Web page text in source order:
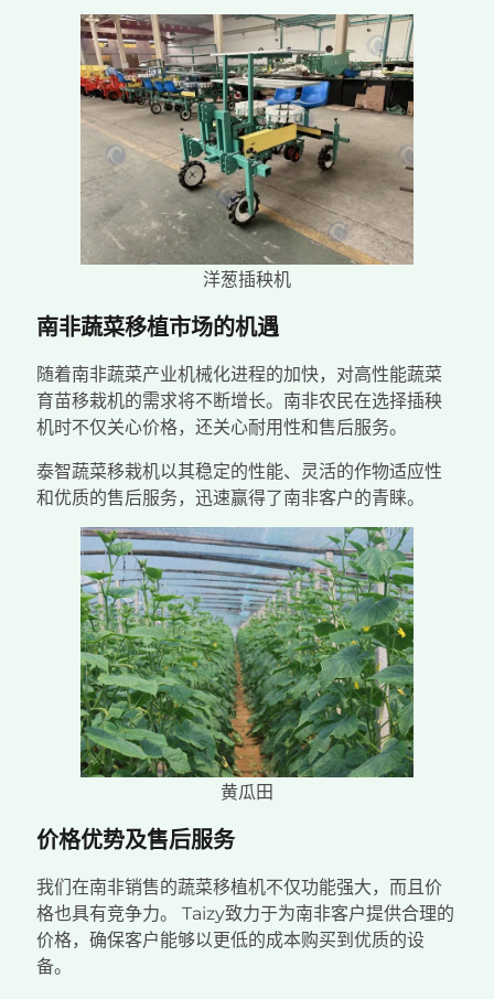
洋葱插秧机
南非蔬菜移植市场的机遇
随着南非蔬菜产业机械化进程的加快，对高性能蔬菜
育苗移栽机的需求将不断增长。南非农民在选择插秧
机时不仅关心价格，还关心耐用性和售后服务。
泰智蔬菜移栽机以其稳定的性能、灵活的作物适应性
和优质的售后服务，迅速赢得了南非客户的青睐。
黄瓜田
价格优势及售后服务
我们在南非销售的蔬菜移植机不仅功能强大，而且价
格也具有竞争力。 Taizy致力于为南非客户提供合理的
价格，确保客户能够以更低的成本购买到优质的设
备。